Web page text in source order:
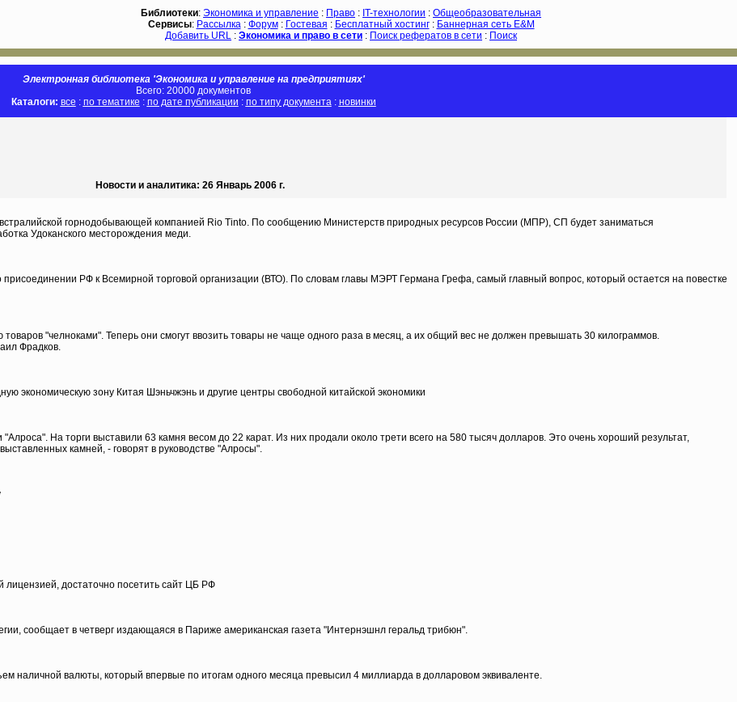
Библиотеки: Экономика и управление : Право : IT-технологии : Общеобразовательная
Сервисы: Рассылка: Форум: Гостевая : Бесплатный хостинг: Баннерная сеть E&M
Добавить URL : Экономика и право в сети : Поиск рефератов в сети : Поиск
Электронная библиотека 'Экономика и управление на предприятиях'
Всего: 20000 документов
Каталоги: все : по тематике : по дате публикации : по типу документа: новинки
Новости и аналитика: 26 Январь 2006 г.
горнодобывающей компанией Rio Tinto. По сообщению Министерств природных ресурсов России (МПР), СП будет заниматься
Удоканского месторождения меди.
РФ к Всемирной торговой организации (ВТО). По словам главы МЭРТ Германа Грефа, самый главный вопрос, который остается на повестке
"челноками". Теперь они смогут ввозить товары не чаще одного раза в месяц, а их общий вес не должен превышать 30 килограммов.
Фрадков.
экономическую зону Китая Шэньчжэнь и другие центры свободной китайской экономики
На торги выставили 63 камня весом до 22 карат. Из них продали около трети всего на 580 тысяч долларов. Это очень хороший результат,
камней, - говорят в руководстве "Алросы".
лицензией, достаточно посетить сайт ЦБ РФ
сообщает в четверг издающаяся в Париже американская газета "Интернэшнл геральд трибюн".
наличной валюты, который впервые по итогам одного месяца превысил 4 миллиарда в долларовом эквиваленте.